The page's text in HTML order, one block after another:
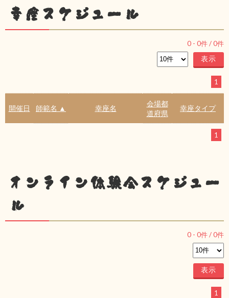
幸座スケジュール
0 - 0件 /0件
1
開催日 師範名 ▲ 幸座名
会場都
道府県
幸座タイプ
1
オンライン体験会スケジュー
ル
0 - 0件 /0件
1